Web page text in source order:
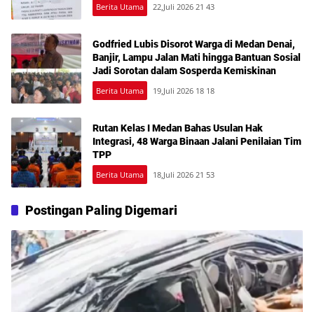
Berita Utama 22,Juli 2026 21 43
Godfried Lubis Disorot Warga di Medan Denai,
Banjir, Lampu Jalan Mati hingga Bantuan Sosial
Jadi Sorotan dalam Sosperda Kemiskinan
Berita Utama 19,Juli 2026 18 18
Rutan Kelas I Medan Bahas Usulan Hak
Integrasi, 48 Warga Binaan Jalani Penilaian Tim
TPP
Berita Utama 18,Juli 2026 21 53
Postingan Paling Digemari